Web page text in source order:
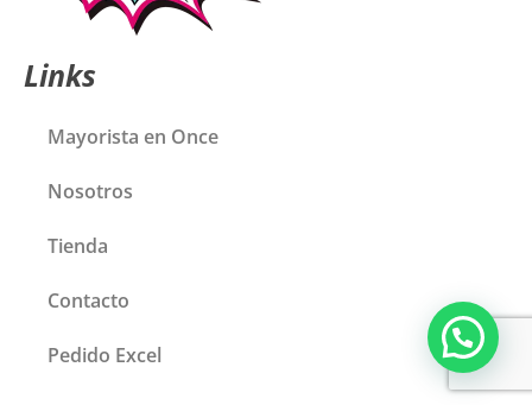
Links
Mayorista en Once
Nosotros
Tienda
Contacto
Pedido Excel